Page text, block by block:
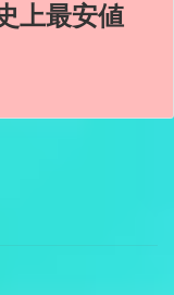
上最安値